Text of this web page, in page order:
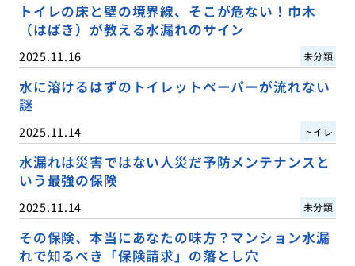
トイレの床と壁の境界線、そこが危ない！巾木
（はばき）が教える水漏れのサイン
2025.11.16 未分類
水に溶けるはずのトイレットペーパーが流れない
謎
2025.11.14 トイレ
水漏れは災害ではない人災だ予防メンテナンスと
いう最強の保険
2025.11.14 未分類
その保険、本当にあなたの味方？マンション水漏
れで知るべき「保険請求」の落とし穴